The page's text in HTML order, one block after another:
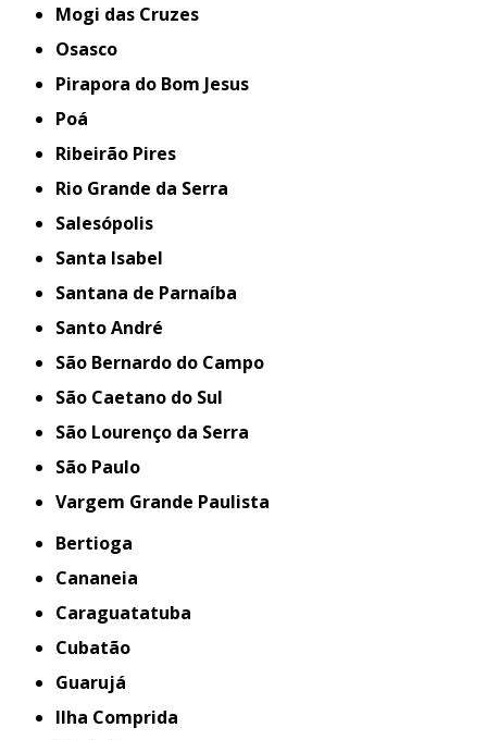
Mogi das Cruzes
Osasco
Pirapora do Bom Jesus
Poá
Ribeirão Pires
Rio Grande da Serra
Salesópolis
Santa Isabel
Santana de Parnaíba
Santo André
São Bernardo do Campo
São Caetano do Sul
São Lourenço da Serra
São Paulo
Vargem Grande Paulista
Bertioga
Cananeia
Caraguatatuba
Cubatão
Guarujá
Ilha Comprida